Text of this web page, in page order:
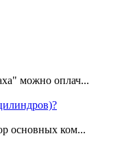
можно оплач...
основных ком...